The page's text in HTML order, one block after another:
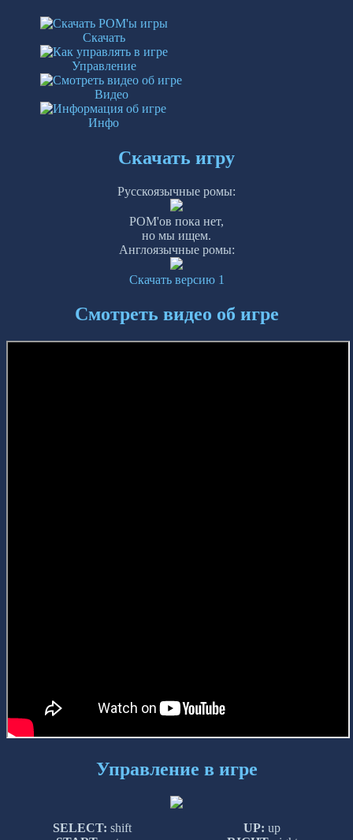
Скачать
Управление
Видео
Инфо
Скачать игру
Русскоязычные ромы:
РОМ'ов пока нет,
но мы ищем.
Англоязычные ромы:
Скачать версию 1
Смотреть видео об игре
Управление в игре
SELECT: shift
UP: up